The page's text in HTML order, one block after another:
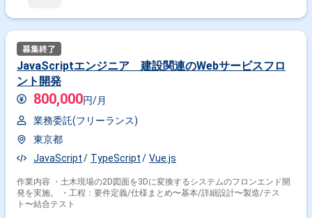
JavaScriptエンジニア 建設関連のWebサービスフロ
ント開発
800,000円/月
業務委託(フリーランス)
東京都
JavaScript
TypeScript Vue.js
作業内容 ・土木現場の2D図面を3Dに変換するシステムのフロンエンド開
発を実施。 ・工程：要件定義/仕様まとめ〜基本/詳細設計〜製造/テス
ト〜結合テスト